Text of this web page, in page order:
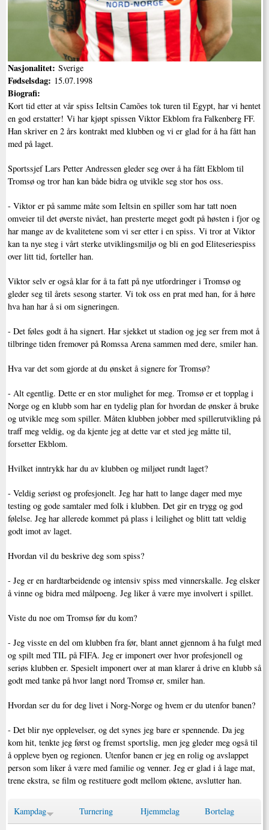
Nasjonalitet: Sverige
Fødselsdag: 15.07.1998
Biografi:
Kort tid etter at vår spiss Ieltsin Camões tok turen til Egypt, har vi hentet
en god erstatter! Vi har kjøpt spissen Viktor Ekblom fra Falkenberg FF.
Han skriver en 2 års kontrakt med klubben og vi er glad for å ha fått han
med på laget.
Sportssjef Lars Petter Andressen gleder seg over å ha fått Ekblom til
Tromsø og tror han kan både bidra og utvikle seg stor hos oss.
- Viktor er på samme måte som Ieltsin en spiller som har tatt noen
omveier til det øverste nivået, han presterte meget godt på høsten i fjor og
har mange av de kvalitetene som vi ser etter i en spiss. Vi tror at Viktor
kan ta nye steg i vårt sterke utviklingsmiljø og bli en god Eliteseriespiss
over litt tid, forteller han.
Viktor selv er også klar for å ta fatt på nye utfordringer i Tromsø og
gleder seg til årets sesong starter. Vi tok oss en prat med han, for å høre
hva han har å si om signeringen.
- Det føles godt å ha signert. Har sjekket ut stadion og jeg ser frem mot å
tilbringe tiden fremover på Romssa Arena sammen med dere, smiler han.
Hva var det som gjorde at du ønsket å signere for Tromsø?
- Alt egentlig. Dette er en stor mulighet for meg. Tromsø er et topplag i
Norge og en klubb som har en tydelig plan for hvordan de ønsker å bruke
og utvikle meg som spiller. Måten klubben jobber med spillerutvikling på
traff meg veldig, og da kjente jeg at dette var et sted jeg måtte til,
forsetter Ekblom.
Hvilket inntrykk har du av klubben og miljøet rundt laget?
- Veldig seriøst og profesjonelt. Jeg har hatt to lange dager med mye
testing og gode samtaler med folk i klubben. Det gir en trygg og god
følelse. Jeg har allerede kommet på plass i leilighet og blitt tatt veldig
godt imot av laget.
Hvordan vil du beskrive deg som spiss?
- Jeg er en hardtarbeidende og intensiv spiss med vinnerskalle. Jeg elsker
å vinne og bidra med målpoeng. Jeg liker å være mye involvert i spillet.
Viste du noe om Tromsø før du kom?
- Jeg visste en del om klubben fra før, blant annet gjennom å ha fulgt med
og spilt med TIL på FIFA. Jeg er imponert over hvor profesjonell og
seriøs klubben er. Spesielt imponert over at man klarer å drive en klubb så
godt med tanke på hvor langt nord Tromsø er, smiler han.
Hvordan ser du for deg livet i Norg-Norge og hvem er du utenfor banen?
- Det blir nye opplevelser, og det synes jeg bare er spennende. Da jeg
kom hit, tenkte jeg først og fremst sportslig, men jeg gleder meg også til
å oppleve byen og regionen. Utenfor banen er jeg en rolig og avslappet
person som liker å være med familie og venner. Jeg er glad i å lage mat,
trene ekstra, se film og restituere godt mellom øktene, avslutter han.
Kampdag Turnering Hjemmelag Bortelag